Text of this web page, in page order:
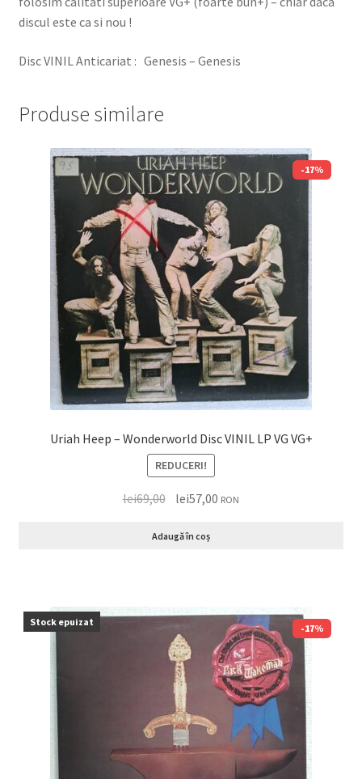
discul este ca si nou !
Disc VINIL Anticariat : Genesis – Genesis
Produse similare
-17%
Uriah Heep – Wonderworld Disc VINIL LP VG VG+
REDUCERI!
lei69,00 lei57,00 RON
Adaugă în coș
Stock epuizat
-17%